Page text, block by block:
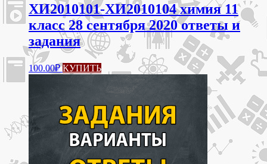
ХИ2010101-ХИ2010104 химия 11
класс 28 сентября 2020 ответы и
задания
100.00₽ КУПИТЬ